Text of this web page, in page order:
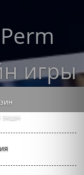
игры
экшн